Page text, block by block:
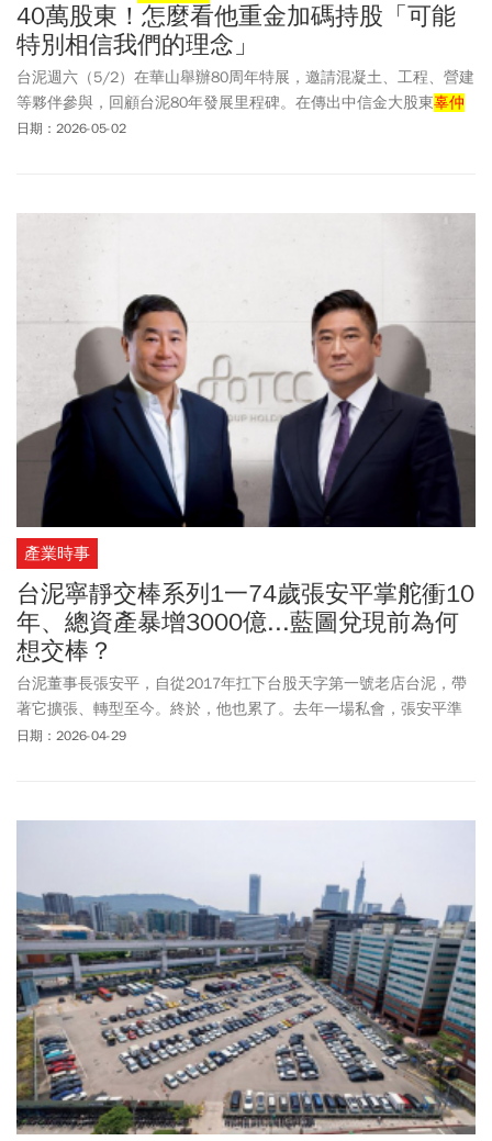
40萬股東！怎麼看他重金加碼持股「可能
特別相信我們的理念」
台泥週六（5/2）在華山舉辦80周年特展，邀請混凝土、工程、營建
等夥伴參與，回顧台泥80年發展里程碑。在傳出中信金大股東辜仲
諒大舉買進台泥後，董事長張安平面對媒體表示，台泥是一家上市
日期：2026-05-02
產業時事
台泥寧靜交棒系列1一74歲張安平掌舵衝10
年、總資產暴增3000億...藍圖兌現前為何
想交棒？
台泥董事長張安平，自從2017年扛下台股天字第一號老店台泥，帶
著它擴張、轉型至今。終於，他也累了。去年一場私會，張安平準
備對 辜仲諒透露交棒意願，而近日，震撼彈終於落下，
日期：2026-04-29